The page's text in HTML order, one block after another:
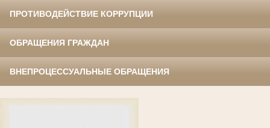
ПРОТИВОДЕЙСТВИЕ КОРРУПЦИИ
ОБРАЩЕНИЯ ГРАЖДАН
ВНЕПРОЦЕССУАЛЬНЫЕ ОБРАЩЕНИЯ